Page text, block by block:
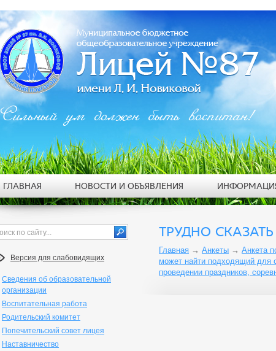
Версия для слабовидящих
Сведения об образовательной
организации
Воспитательная работа
Родительский комитет
Попечительский совет лицея
Наставничество
ТРУДНО СКАЗАТЬ
Главная → Анкеты → Анкета
может найти подходящий для
проведении праздников,
Сильный ум должен быть воспитан!
ГЛАВНАЯ НОВОСТИ И ОБЪЯВЛЕНИЯ